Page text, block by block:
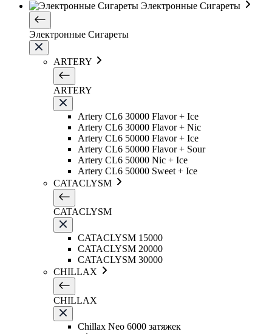
Электронные Сигареты
Электронные Сигареты
ARTERY
ARTERY
Artery CL6 30000 Flavor + Ice
Artery CL6 30000 Flavor + Nic
Artery CL6 50000 Flavor + Ice
Artery CL6 50000 Flavor + Sour
Artery CL6 50000 Nic + Ice
Artery CL6 50000 Sweet + Ice
CATACLYSM
CATACLYSM
CATACLYSM 15000
CATACLYSM 20000
CATACLYSM 30000
CHILLAX
CHILLAX
Chillax Neo 6000 затяжек